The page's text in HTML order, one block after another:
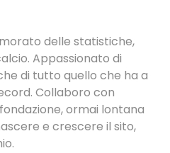
delle statistiche,
Appassionato di
di tutto quello che ha a
Collaboro con
ormai lontana
e crescere il sito,